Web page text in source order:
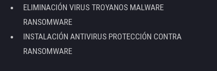
ELIMINACIÓN VIRUS TROYANOS MALWARE
RANSOMWARE
INSTALACIÓN ANTIVIRUS PROTECCIÓN CONTRA
RANSOMWARE